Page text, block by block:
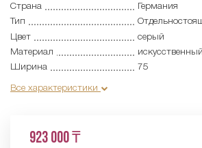
Страна
Германия
Тип
Цвет
серый
Материал
Ширина
75
Все характеристики
923 000 ₸